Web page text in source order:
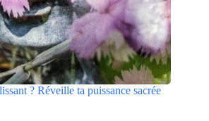
? Réveille ta puissance sacrée